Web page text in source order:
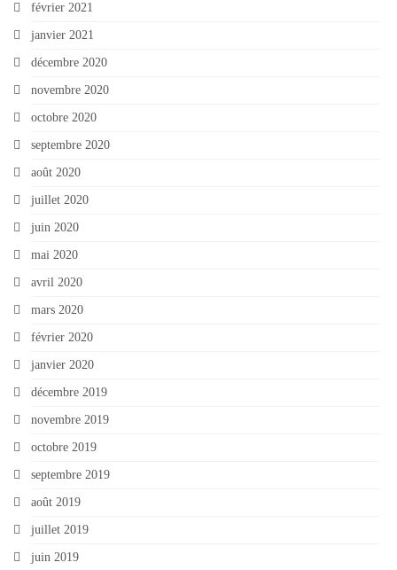
février 2021
janvier 2021
décembre 2020
novembre 2020
octobre 2020
septembre 2020
août 2020
juillet 2020
juin 2020
mai 2020
avril 2020
mars 2020
février 2020
janvier 2020
décembre 2019
novembre 2019
octobre 2019
septembre 2019
août 2019
juillet 2019
juin 2019